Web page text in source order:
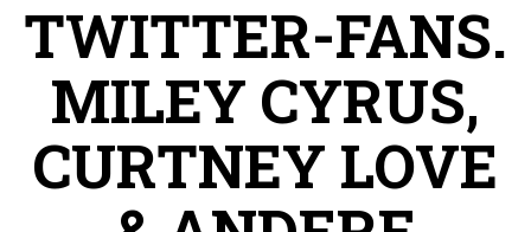
TWITTER-FANS.
MILEY CYRUS,
CURTNEY LOVE